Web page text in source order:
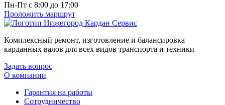
Пн-Пт с 8:00 до 17:00
Проложить маршрут
Комплексный ремонт, изготовление и балансировка
карданных валов для всех видов транспорта и техники
Задать вопрос
О компании
Гарантия на работы
Сотрудничество